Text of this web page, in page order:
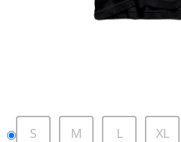
S M L XL